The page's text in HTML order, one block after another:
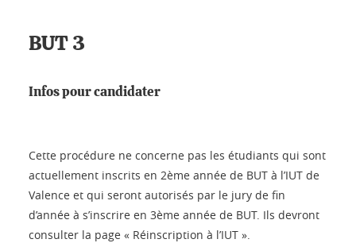
BUT 3
Infos pour candidater
Cette procédure ne concerne pas les étudiants qui sont
actuellement inscrits en 2ème année de BUT à l’IUT de
Valence et qui seront autorisés par le jury de fin
d’année à s’inscrire en 3ème année de BUT. Ils devront
consulter la page « Réinscription à l’IUT ».